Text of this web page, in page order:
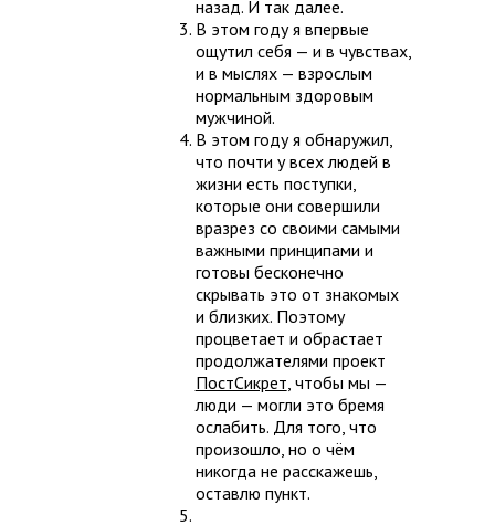
назад. И так далее.
В этом году я впервые
ощутил себя — и в чувствах,
и в мыслях — взрослым
нормальным здоровым
мужчиной.
В этом году я обнаружил,
что почти у всех людей в
жизни есть поступки,
которые они совершили
вразрез со своими самыми
важными принципами и
готовы бесконечно
скрывать это от знакомых
и близких. Поэтому
процветает и обрастает
продолжателями проект
ПостСикрет, чтобы мы —
люди — могли это бремя
ослабить. Для того, что
произошло, но о чём
никогда не расскажешь,
оставлю пункт.